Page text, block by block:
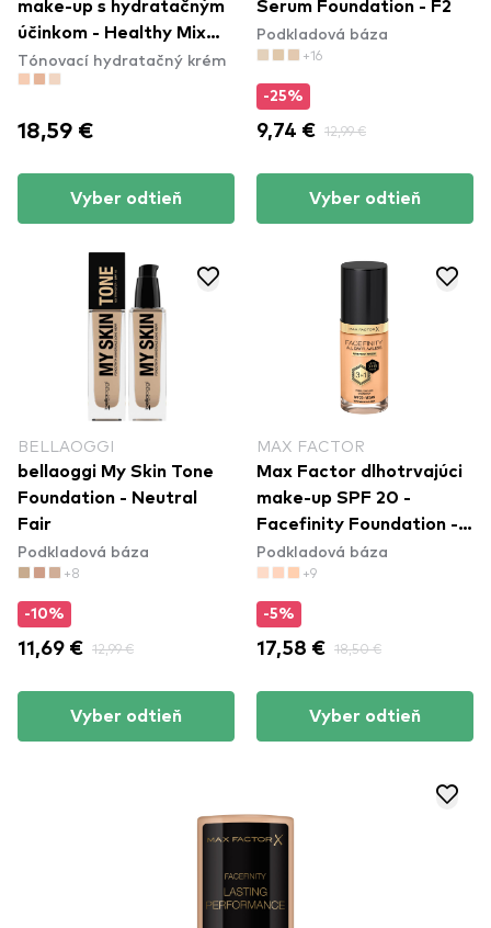
make-up s hydratačným
účinkom - Healthy Mix
Tinted Beautifier - 003
Light Medium
Tónovací hydratačný krém
18,59 €
Vyber odtieň
Serum Foundation - F2
Podkladová báza
+16
-25%
9,74 € 12,99 €
Vyber odtieň
BELLAOGGI
bellaoggi My Skin Tone
Foundation - Neutral
Fair
Podkladová báza
+8
-10%
11,69 € 12,99 €
Vyber odtieň
MAX FACTOR
Max Factor dlhotrvajúci
make-up SPF 20 -
Facefinity Foundation -
W76 Warm Golden
Podkladová báza
+9
-5%
17,58 € 18,50 €
Vyber odtieň